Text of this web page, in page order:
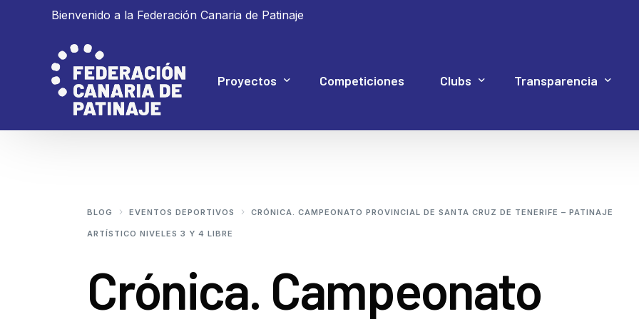
Bienvenido a la Federación Canaria de Patinaje
Proyectos Competiciones Clubs
Patinaje velocidad
Transparencia
Estatutos
BLOG EVENTOS DEPORTIVOS CRÓNICA. CAMPEONATO PROVINCIAL DE SANTA CRUZ DE TENERIFE – PATINAJE
ARTÍSTICO NIVELES 3 Y 4 LIBRE
Crónica. Campeonato